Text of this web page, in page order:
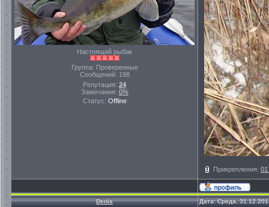
Настоящий рыбак
Группа: Проверенные
Сообщений: 198
Репутация: 24
Замечания: 0%
Статус: Offline
Прикрепления:
Denis Дата: Среда,